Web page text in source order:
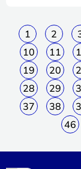
1 2
10
11
19
20
28
29
37
38
46